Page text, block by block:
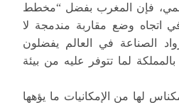
فإن المغرب بفضل “مخطط
اتجاه وضع مقاربة مندمجة لا
الصناعة في العالم يفضلون
لما تتوفر عليه من بيئة
لها من الإمكانيات ما يؤهها